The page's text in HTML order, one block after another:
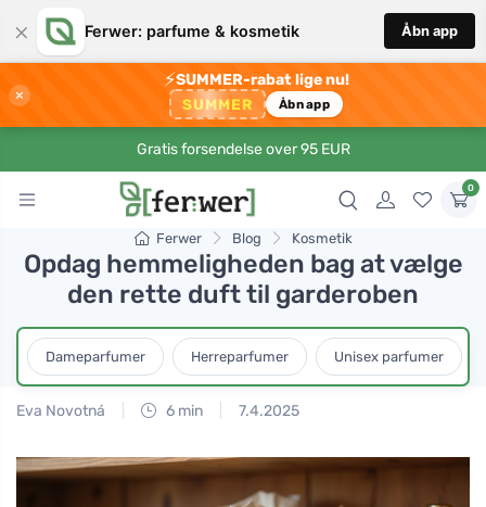
× Ferwer: parfume & kosmetik Åbn app
×
⚡SUMMER-rabat lige nu!
SUMMER Åbn app
Gratis forsendelse over 95 EUR
0
Ferwer Blog Kosmetik
Opdag hemmeligheden bag at vælge
den rette duft til garderoben
Dameparfumer Herreparfumer Unisex parfumer
Eva Novotná 6 min 7.4.2025